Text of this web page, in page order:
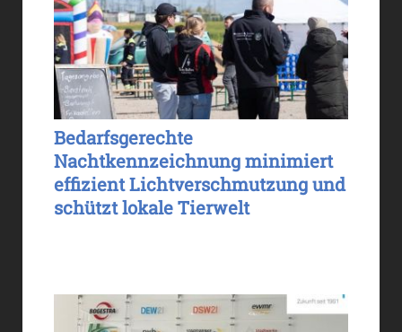
Bedarfsgerechte
Nachtkennzeichnung minimiert
effizient Lichtverschmutzung und
schützt lokale Tierwelt